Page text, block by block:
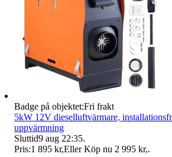
Badge på objektet:Fri frakt
5kW 12V dieselluftvärmare,
uppvärmning
Sluttid9 aug 22:35.
Pris:1 895 kr,Eller Köp nu 2 995 kr,.